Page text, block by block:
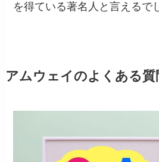
を得ている著名人と言えるで
アムウェイのよくある質